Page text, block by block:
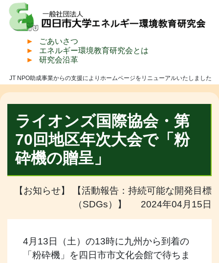
ごあいさつ
エネルギー環境教育研究会とは
研究会沿革
JT NPO助成事業からの支援によりホームページをリニューアルいたしました
ライオンズ国際協会・第
70回地区年次大会で「粉
砕機の贈呈」
【お知らせ】 【活動報告：持続可能な開発目標
（SDGs）】 2024年04月15日
4月13日（土）の13時に九州から到着の
「粉砕機」を四日市市文化会館で待ちま